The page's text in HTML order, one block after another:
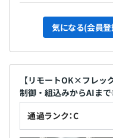
気になる(会員登
【リモートOK×フレッ
制御・組込みからAIま
通過ランク：C